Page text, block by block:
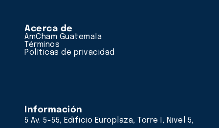
Acerca de
AmCham Guatemala
Términos
Políticas de privacidad
Información
5 Av. 5-55, Edificio Europlaza, Torre I, Nivel 5,